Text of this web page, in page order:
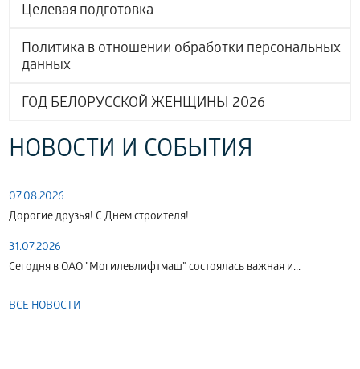
Целевая подготовка
Политика в отношении обработки персональных
данных
ГОД БЕЛОРУССКОЙ ЖЕНЩИНЫ 2026
НОВОСТИ И СОБЫТИЯ
07.08.2026
Дорогие друзья! С Днем строителя!
31.07.2026
Сегодня в ОАО "Могилевлифтмаш" состоялась важная и...
ВСЕ НОВОСТИ